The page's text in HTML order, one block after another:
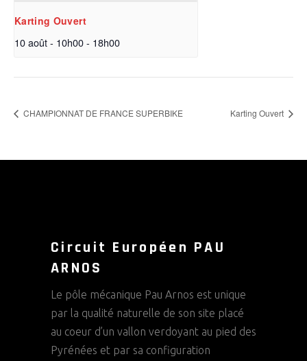
Karting Ouvert
10 août - 10h00- 18h00
CHAMPIONNAT DE FRANCE SUPERBIKE Karting Ouvert
Circuit Européen PAU
ARNOS
Le pôle mécanique Pau Arnos est unique
par la qualité naturelle de son site placé
au coeur d’un vallon verdoyant au pied des
Pyrénées et par sa configuration